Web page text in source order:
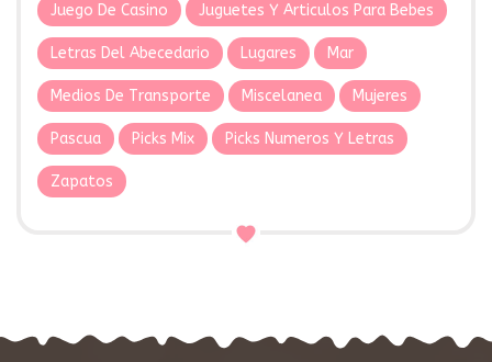
Juego De Casino Juguetes Y Articulos Para Bebes
Letras Del Abecedario Lugares Mar
Medios De Transporte Miscelanea Mujeres
Pascua Picks Mix Picks Numeros Y Letras
Zapatos